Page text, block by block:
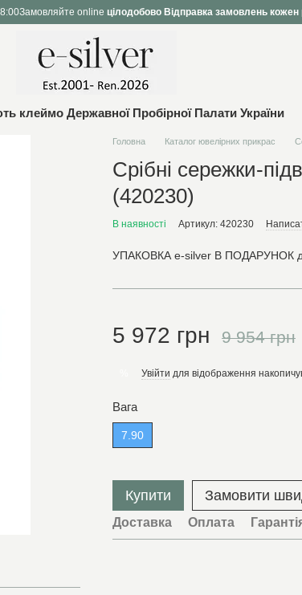
Замовляйте online цілодобово Відправка замовлень
клеймо Державної Пробірної Палати України
Головна Каталог ювелірних прикрас
Срібні сережки-
(420230)
В наявності Артикул: 420230
УПАКОВКА e-silver В ПОДАРУНОК
5 972 грн 9 954 грн
Увійти для відображення
Вага
7.90
Купити Замовити
Доставка Оплата